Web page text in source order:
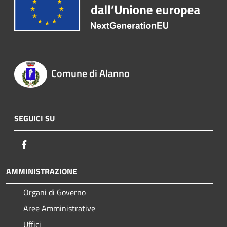
Comune di Alanno
SEGUICI SU
AMMINISTRAZIONE
Organi di Governo
Aree Amministrative
Uffici